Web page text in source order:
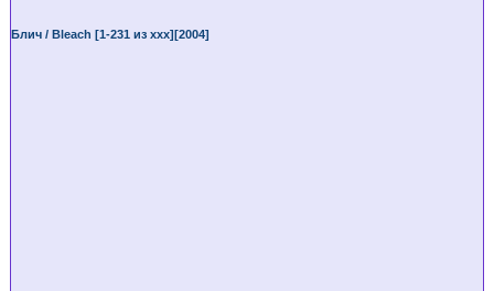
Блич / Bleach [1-231 из ххх][2004]